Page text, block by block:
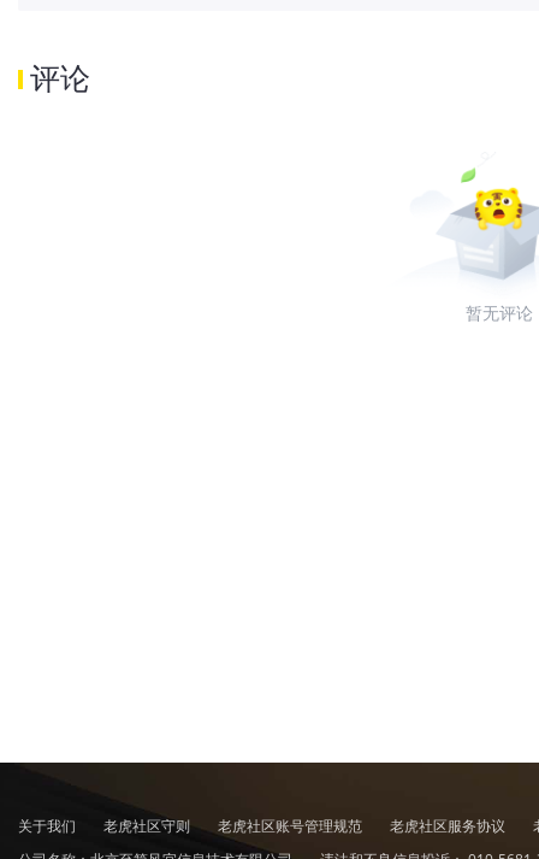
评论
暂无评论
关于我们 老虎社区守则 老虎社区账号管理规范 老虎社区服务协议